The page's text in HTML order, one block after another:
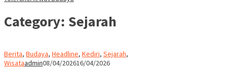
Category: Sejarah
Berita, Budaya, Headline, Kediri, Sejarah,
Wisataadmin08/04/202616/04/2026